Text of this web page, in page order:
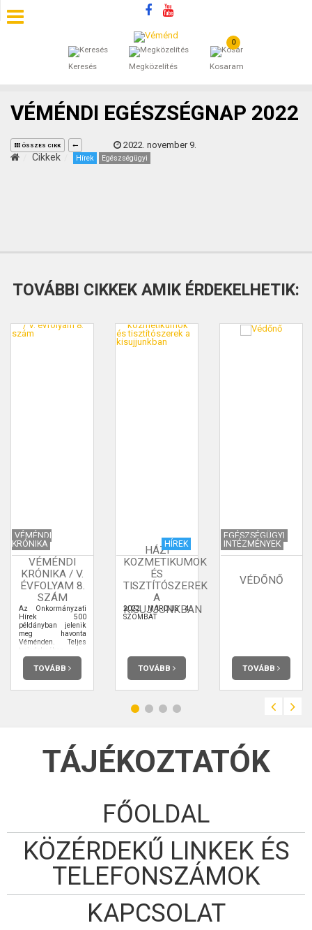
Keresés Megközelítés
0
Kosaram
SZÁLLÁSOK
ÁLTALÁNOS SZERZŐDÉSI FELTÉTELEK
KINCSES BARANYA VÉMÉND
VÉMÉNDI EGÉSZSÉGNAP 2022
ÖSSZES CIKK 2022. november 9.
Cikkek Hírek Egészségügyi
TOVÁBBI CIKKEK AMIK ÉRDEKELHETIK:
VÉMÉNDI
KRÓNIKA
VÉMÉNDI
KRÓNIKA / V.
ÉVFOLYAM 8.
SZÁM
Az Önkormányzati
Hírek 500
példányban jelenik
meg havonta
Véménden. Teljes
terjedelmében
elolvashatja.
TOVÁBB
HÍREK
HÁZI
KOZMETIKUMOK
ÉS
TISZTÍTÓSZEREK
A
KISUJJUNKBAN
2022. MÁRCIUS 4.
SZOMBAT
TOVÁBB
EGÉSZSÉGÜGYI
INTÉZMÉNYEK
VÉDŐNŐ
TOVÁBB
TÁJÉKOZTATÓK
FŐOLDAL
KÖZÉRDEKŰ LINKEK ÉS
TELEFONSZÁMOK
KAPCSOLAT